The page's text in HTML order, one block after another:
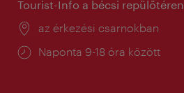
Tourist-Info a bécsi repülőtéren
Helyszín:
az érkezési csarnokban
Nyitva
Naponta 9-18 óra között